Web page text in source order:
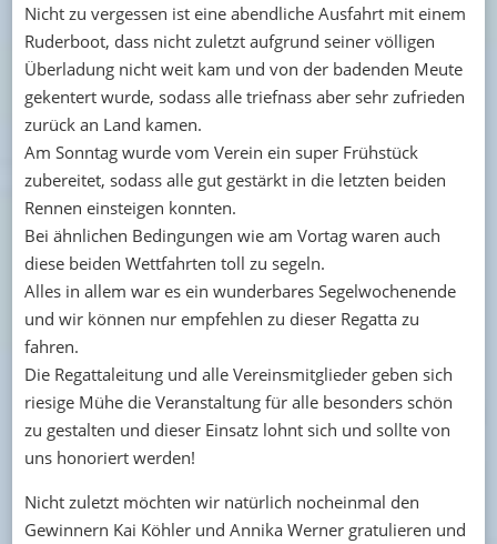
Nicht zu vergessen ist eine abendliche Ausfahrt mit einem
Ruderboot, dass nicht zuletzt aufgrund seiner völligen
Überladung nicht weit kam und von der badenden Meute
gekentert wurde, sodass alle triefnass aber sehr zufrieden
zurück an Land kamen.
Am Sonntag wurde vom Verein ein super Frühstück
zubereitet, sodass alle gut gestärkt in die letzten beiden
Rennen einsteigen konnten.
Bei ähnlichen Bedingungen wie am Vortag waren auch
diese beiden Wettfahrten toll zu segeln.
Alles in allem war es ein wunderbares Segelwochenende
und wir können nur empfehlen zu dieser Regatta zu
fahren.
Die Regattaleitung und alle Vereinsmitglieder geben sich
riesige Mühe die Veranstaltung für alle besonders schön
zu gestalten und dieser Einsatz lohnt sich und sollte von
uns honoriert werden!
Nicht zuletzt möchten wir natürlich nocheinmal den
Gewinnern Kai Köhler und Annika Werner gratulieren und